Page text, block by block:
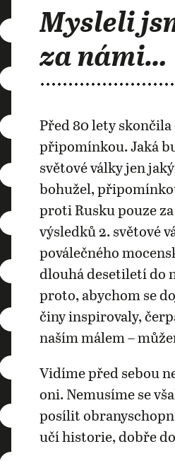
Mysleli
za námi…
Před 80 lety
připomínkou. Jaká
světové války jen
bohužel,
proti Rusku pouze
výsledků 2. světové
poválečného
dlouhá desetiletí do
proto, abychom se
činy inspirovaly,
naším málem –
Vidíme před sebou
oni. Nemusíme se
posílit
učí historie, dobře